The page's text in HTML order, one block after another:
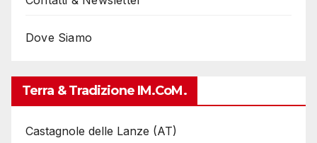
Dove Siamo
Terra & Tradizione IM.coM.
Castagnole delle Lanze (AT)